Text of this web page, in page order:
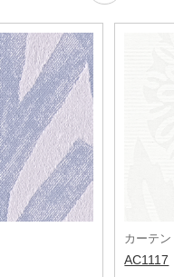
カーテン
AC1117